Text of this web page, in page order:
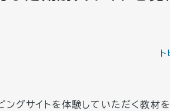
ングサイトを体験していただく教材